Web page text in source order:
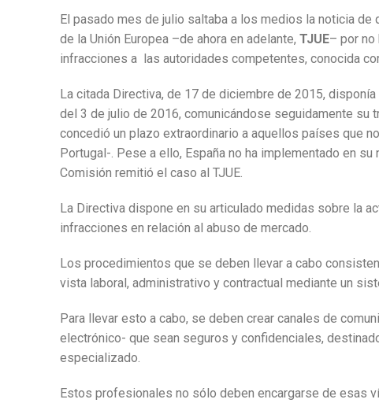
El pasado mes de julio saltaba a los medios la noticia de
de la Unión Europea –de ahora en adelante, TJUE– por
infracciones a las autoridades competentes, conocida
La citada Directiva, de 17 de diciembre de 2015,
del 3 de julio de 2016, comunicándose seguidamente su
concedió un plazo extraordinario a aquellos países que
Portugal-. Pese a ello, España no ha implementado en
Comisión remitió el caso al TJUE.
La Directiva dispone en su articulado medidas sobre la
infracciones en relación al abuso de mercado.
Los procedimientos que se deben llevar a cabo
vista laboral, administrativo y contractual mediante un
Para llevar esto a cabo, se deben crear canales de
electrónico- que sean seguros y confidenciales,
especializado.
Estos profesionales no sólo deben encargarse de esas